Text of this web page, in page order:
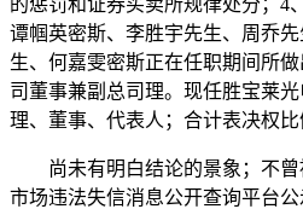
的惩罚和证券买卖所规律处分；4
谭帼英密斯、李胜宇先生、周乔
生、何嘉雯密斯正在任职期间所
司董事兼副总司理。现任胜宝莱
理、董事、代表人；合计表决权比
尚未有明白结论的景象；不曾
市场违法失信消息公开查询平台